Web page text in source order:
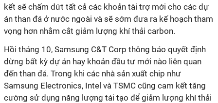
kết sẽ chấm dứt tất cả các khoản tài trợ mới cho các dự
án than đá ở nước ngoài và sẽ sớm đưa ra kế hoạch tham
vọng hơn nhằm cắt giảm lượng khí thải carbon.
Hồi tháng 10, Samsung C&T Corp thông báo quyết định
dừng bất kỳ dự án hay khoản đầu tư mới nào liên quan
đến than đá. Trong khi các nhà sản xuất chip như
Samsung Electronics, Intel và TSMC cũng cam kết tăng
cường sử dụng năng lượng tái tạo để giảm lượng khí thải